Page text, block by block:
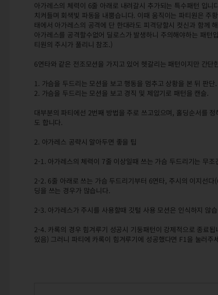
아가레스의 체력이 6줄 아래로 내려갈시 추가되는 특수패턴 입
치켜들며 회색빛 파동을 내뿜습니다. 이때 움직이는 파티원은
태에서 아가레스의 공격에 단 한대라도 피격당할시 컷신과 함께
아가레스를 공격할수없어 딜로스가 발생하니 주의해야하는 패
티원의 주시가 풀리니 참조.)
6연타와 같은 전조모션을 가지고 있어 헷갈리는 패턴이지만 간단
1. 가슴을 두드리는 모션을 보고 행동을 멈추고 상황을 본 뒤 판단.
2. 가슴을 두드리는 모션을 보고 경직 및 제압기로 패턴을 캔슬.
대부분의 파티에선 2번째 방법을 주로 쓰고있으며, 홀딩순서를
도 합니다.
2. 아가레스 공략시 알아두면 좋을 팁
2-1. 아가레스의 체력이 7줄 이상일때 쓰는 가슴 두드리기는 무
2-2. 6줄 아래로 쓰는 가슴 두드리기부터 6연타, 주시의 이지선
딩을 쓰는 경우가 많습니다.
2-3. 아가레스가 주시를 사용할때 깃털 사용 모션은 인식하지 않
2-4. 카록의 경우 힘겨루기 성공시 기둥패턴이 강제적으로 종료
있음) 그러니 파티에 카록이 힘겨루기에 성공했다면 F1을 눌러주